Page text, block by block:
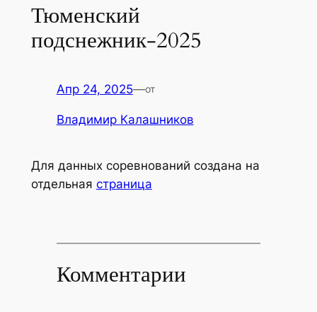
Тюменский
подснежник-2025
Апр 24, 2025—от
Владимир Калашников
Для данных соревнований создана на
отдельная страница
Комментарии